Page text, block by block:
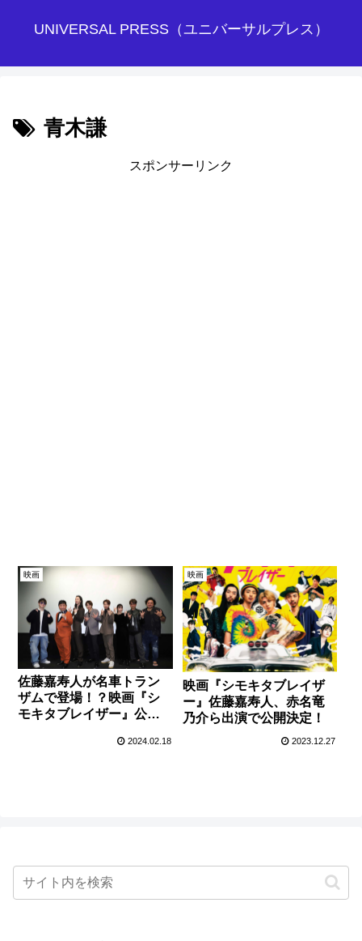
UNIVERSAL PRESS（ユニバーサルプレス）
青木謙
スポンサーリンク
映画
佐藤嘉寿人が名車トラン
ザムで登場！？映画『シ
モキタブレイザー』公開
2024.02.18
映画
映画『シモキタブレイザ
ー』佐藤嘉寿人、赤名竜
乃介ら出演で公開決定！
2023.12.27